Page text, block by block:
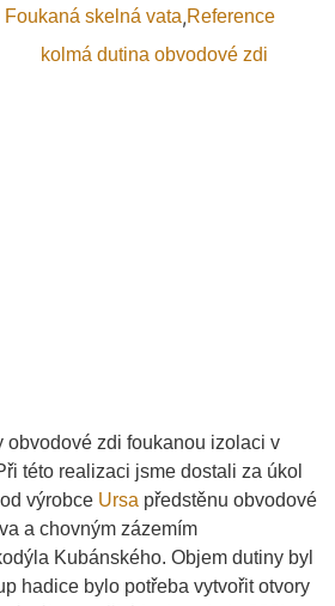
Foukaná skelná vata,Reference
kolmá dutina obvodové zdi
obvodové zdi foukanou izolaci v
této realizaci jsme dostali za úkol
od výrobce Ursa předstěnu obvodové
a chovným zázemím
Kubánského. Objem dutiny byl
hadice bylo potřeba vytvořit otvory